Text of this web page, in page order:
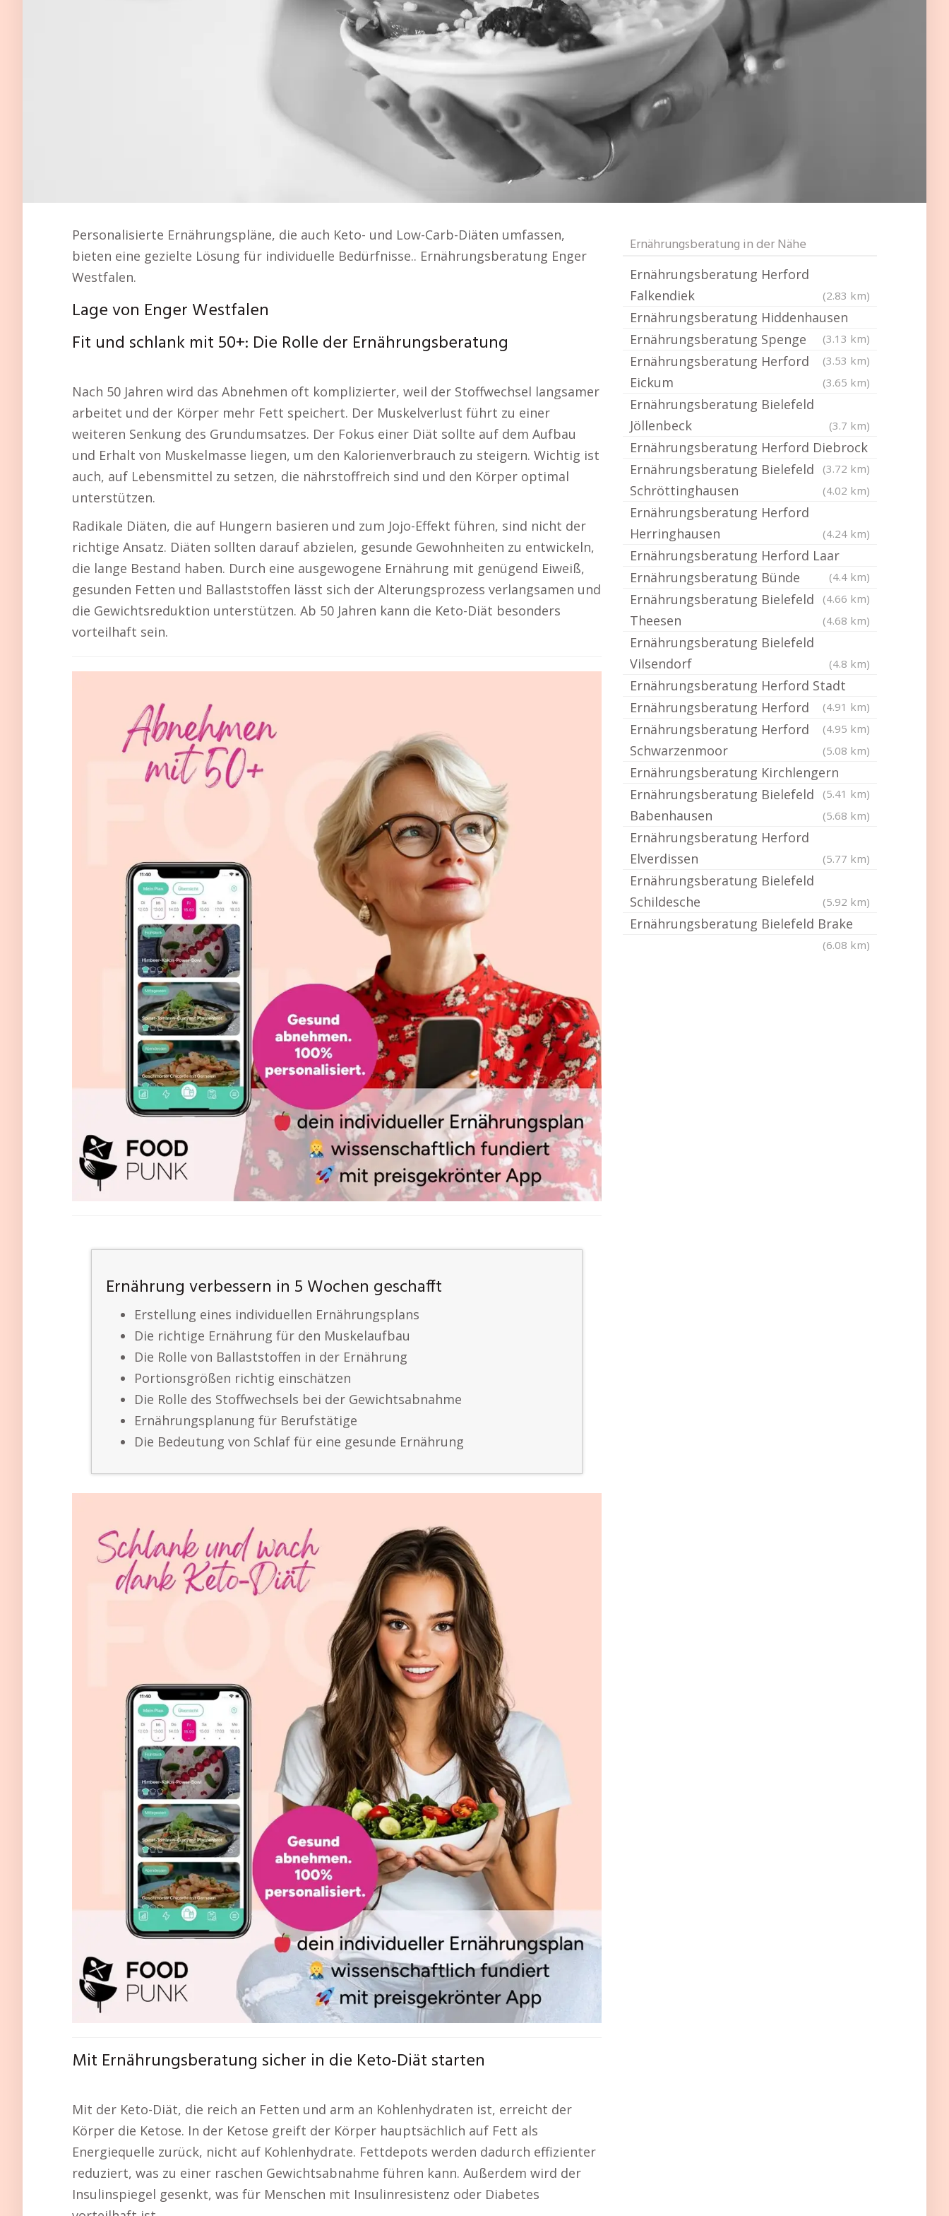
Personalisierte Ernährungspläne, die auch Keto- und Low-Carb-Diäten umfassen,
bieten eine gezielte Lösung für individuelle Bedürfnisse.. Ernährungsberatung Enger
Westfalen.
Lage von Enger Westfalen
Fit und schlank mit 50+: Die Rolle der Ernährungsberatung
Nach 50 Jahren wird das Abnehmen oft komplizierter, weil der Stoffwechsel langsamer
arbeitet und der Körper mehr Fett speichert. Der Muskelverlust führt zu einer
weiteren Senkung des Grundumsatzes. Der Fokus einer Diät sollte auf dem Aufbau
und Erhalt von Muskelmasse liegen, um den Kalorienverbrauch zu steigern. Wichtig ist
auch, auf Lebensmittel zu setzen, die nährstoffreich sind und den Körper optimal
unterstützen.
Radikale Diäten, die auf Hungern basieren und zum Jojo-Effekt führen, sind nicht der
richtige Ansatz. Diäten sollten darauf abzielen, gesunde Gewohnheiten zu entwickeln,
die lange Bestand haben. Durch eine ausgewogene Ernährung mit genügend Eiweiß,
gesunden Fetten und Ballaststoffen lässt sich der Alterungsprozess verlangsamen und
die Gewichtsreduktion unterstützen. Ab 50 Jahren kann die Keto-Diät besonders
vorteilhaft sein.
Ernährung verbessern in 5 Wochen geschafft
Erstellung eines individuellen Ernährungsplans
Die richtige Ernährung für den Muskelaufbau
Die Rolle von Ballaststoffen in der Ernährung
Portionsgrößen richtig einschätzen
Die Rolle des Stoffwechsels bei der Gewichtsabnahme
Ernährungsplanung für Berufstätige
Die Bedeutung von Schlaf für eine gesunde Ernährung
Mit Ernährungsberatung sicher in die Keto-Diät starten
Mit der Keto-Diät, die reich an Fetten und arm an Kohlenhydraten ist, erreicht der
Körper die Ketose. In der Ketose greift der Körper hauptsächlich auf Fett als
Energiequelle zurück, nicht auf Kohlenhydrate. Fettdepots werden dadurch effizienter
reduziert, was zu einer raschen Gewichtsabnahme führen kann. Außerdem wird der
Insulinspiegel gesenkt, was für Menschen mit Insulinresistenz oder Diabetes
Ernährungsberatung in der Nähe
Ernährungsberatung Herford
Falkendiek
(2.83 km)
Ernährungsberatung Hiddenhausen
(3.13 km)
Ernährungsberatung Spenge
(3.53 km)
Ernährungsberatung Herford
Eickum
(3.65 km)
Ernährungsberatung Bielefeld
Jöllenbeck
(3.7 km)
Ernährungsberatung Herford Diebrock
(3.72 km)
Ernährungsberatung Bielefeld
Schröttinghausen
(4.02 km)
Ernährungsberatung Herford
Herringhausen
(4.24 km)
Ernährungsberatung Herford Laar
(4.4 km)
Ernährungsberatung Bünde
(4.66 km)
Ernährungsberatung Bielefeld
Theesen
(4.68 km)
Ernährungsberatung Bielefeld
Vilsendorf
(4.8 km)
Ernährungsberatung Herford Stadt
(4.91 km)
Ernährungsberatung Herford
(4.95 km)
Ernährungsberatung Herford
Schwarzenmoor
(5.08 km)
Ernährungsberatung Kirchlengern
(5.41 km)
Ernährungsberatung Bielefeld
Babenhausen
(5.68 km)
Ernährungsberatung Herford
Elverdissen
(5.77 km)
Ernährungsberatung Bielefeld
Schildesche
(5.92 km)
Ernährungsberatung Bielefeld Brake
(6.08 km)